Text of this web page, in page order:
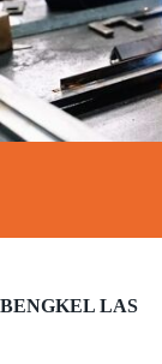
BENGKEL LAS